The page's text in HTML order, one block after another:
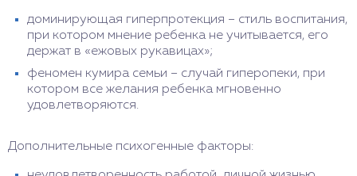
доминирующая гиперпротекция – стиль воспитания,
при котором мнение ребенка не учитывается, его
держат в «ежовых рукавицах»;
феномен кумира семьи – случай гиперопеки, при
котором все желания ребенка мгновенно
удовлетворяются.
Дополнительные психогенные факторы: